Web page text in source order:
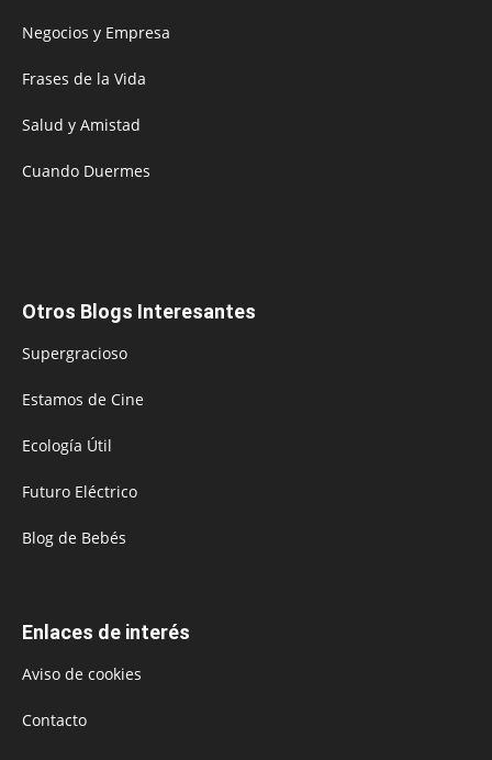
Negocios y Empresa
Frases de la Vida
Salud y Amistad
Cuando Duermes
Otros Blogs Interesantes
Supergracioso
Estamos de Cine
Ecología Útil
Futuro Eléctrico
Blog de Bebés
Enlaces de interés
Aviso de cookies
Contacto